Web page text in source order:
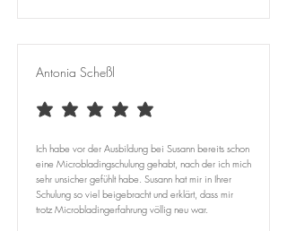
Antonia Scheßl
average rating is 5 out of 5
Ich habe vor der Ausbildung bei Susann bereits schon
eine Microbladingschulung gehabt, nach der ich mich
sehr unsicher gefühlt habe. Susann hat mir in Ihrer
Schulung so viel beigebracht und erklärt, dass mir
trotz Microbladingerfahrung völlig neu war. ​